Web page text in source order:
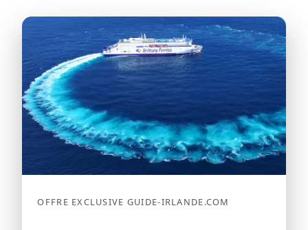
OFFRE EXCLUSIVE GUIDE-IRLANDE.COM